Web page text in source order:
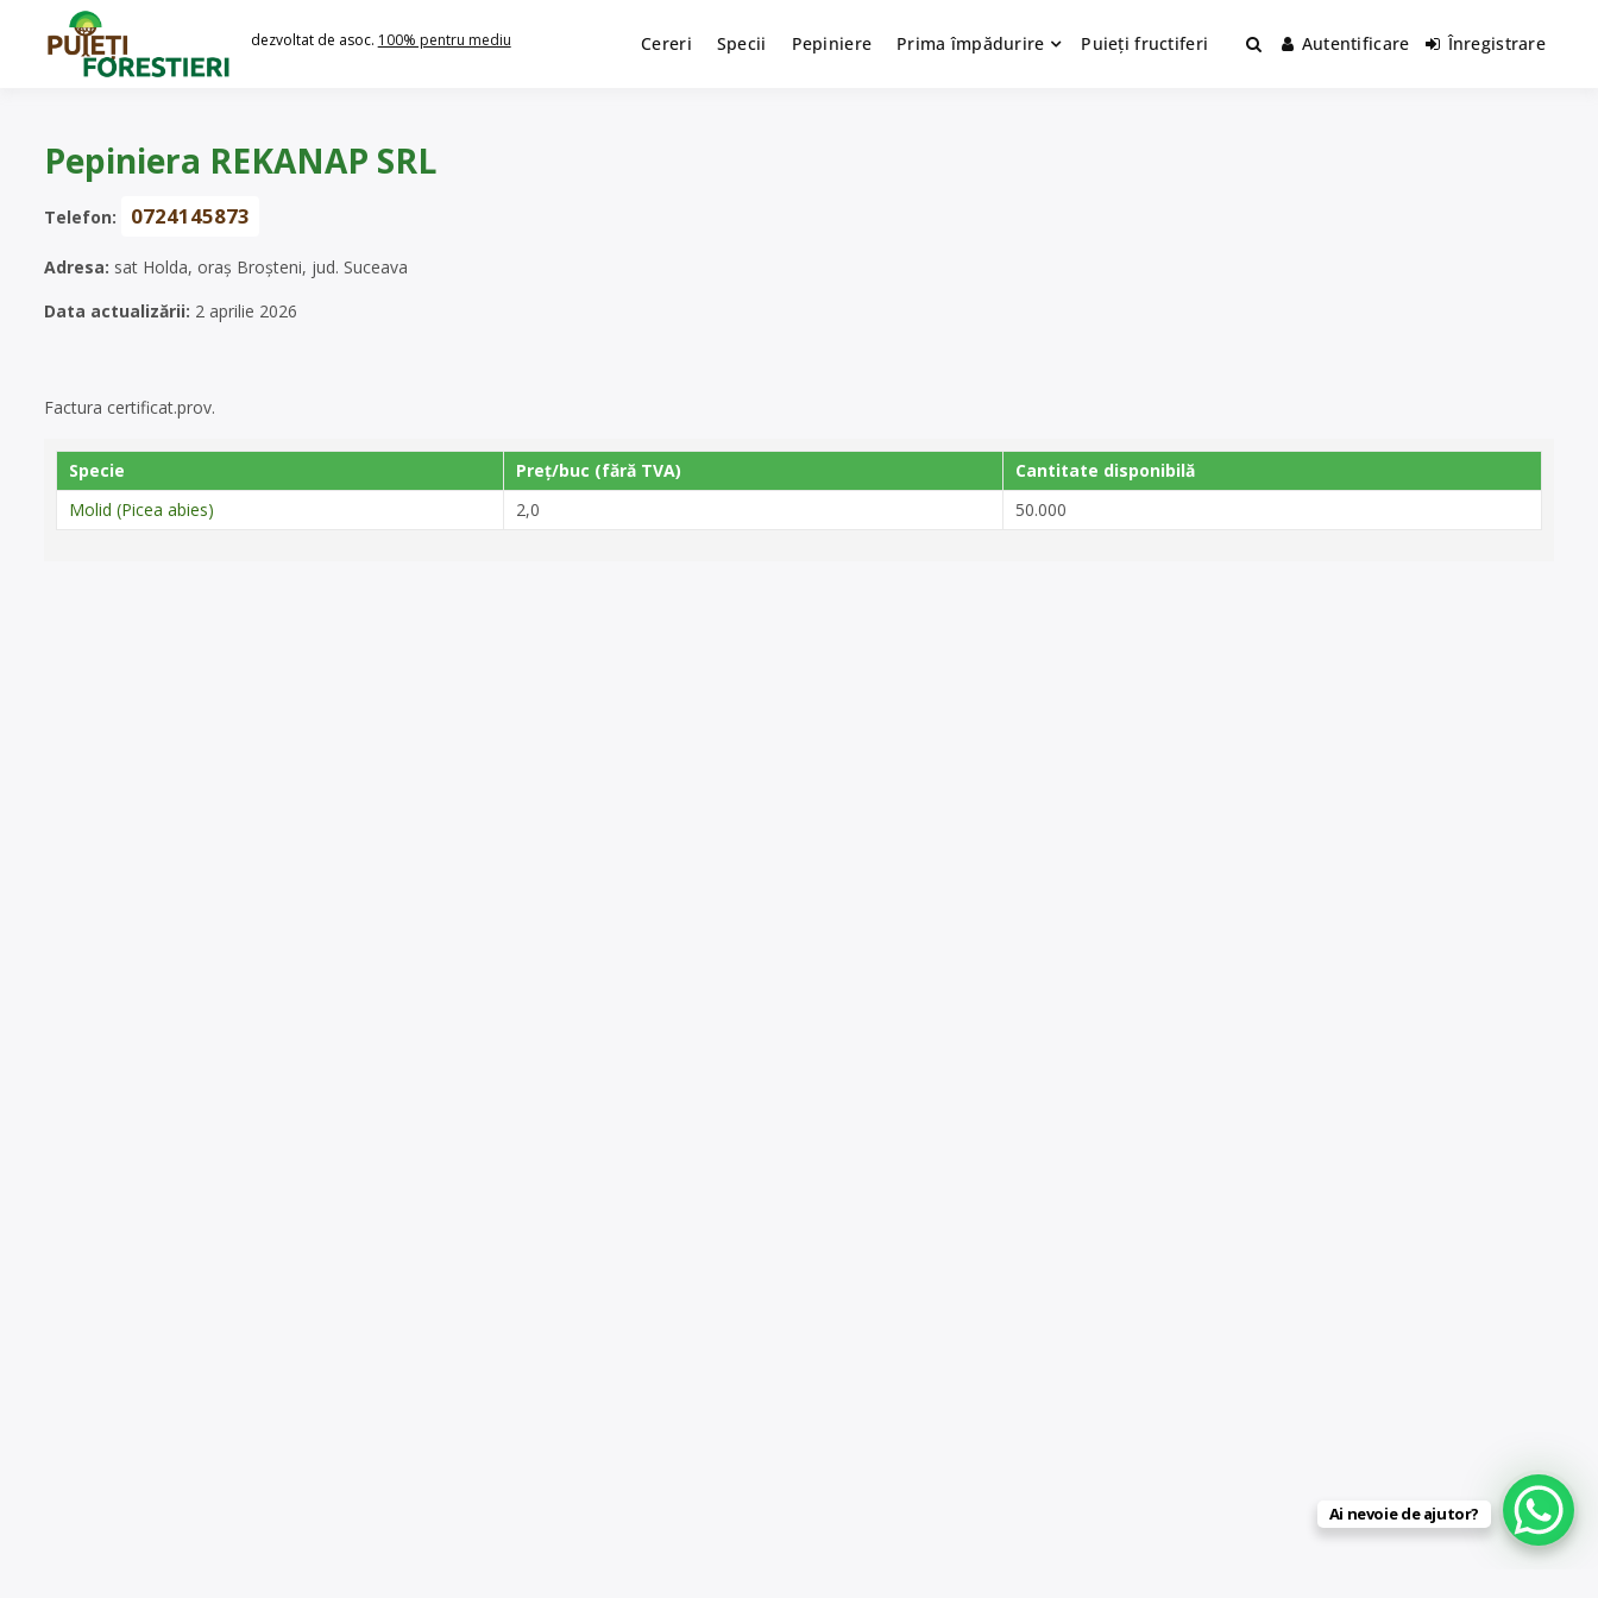
dezvoltat de asoc. 100% pentru mediu Cereri Specii Pepiniere Prima împădurire Puieți fructiferi Autentificare Înregistrare
Pepiniera REKANAP SRL
Telefon: 0724145873
Adresa: sat Holda, oraş Broşteni, jud. Suceava
Data actualizării: 2 aprilie 2026
Factura certificat.prov.
Specie Preț/buc (fără TVA)
Cantitate disponibilă
Molid (Picea abies)
2,0 50.000
Ai nevoie de ajutor?